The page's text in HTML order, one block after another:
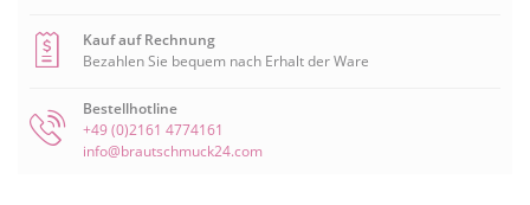
Kauf auf Rechnung
Bezahlen Sie bequem nach Erhalt der Ware
Bestellhotline
+49 (0)2161 4774161
info@brautschmuck24.com